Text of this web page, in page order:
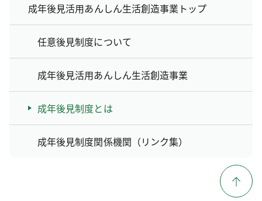
成年後見活用あんしん生活創造事業トップ
任意後見制度について
成年後見活用あんしん生活創造事業
成年後見制度とは
成年後見制度関係機関（リンク集）